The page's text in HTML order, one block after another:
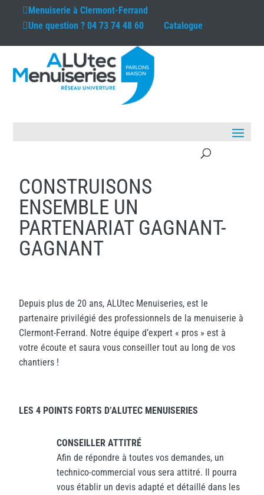
Menuiserie àClermont-Ferrand
Une question ?04 73 74 48 60 Catalogue
CONSTRUISONS
ENSEMBLE UN
PARTENARIAT GAGNANT-
GAGNANT
Depuis plus de 20 ans, ALUtec Menuiseries, est le
partenaire privilégié des professionnels de la menuiserie à
Clermont-Ferrand. Notre équipe d’expert « pros » est à
votre écoute et saura vous conseiller tout au long de vos
chantiers !
LES 4 POINTS FORTS D’ALUTEC MENUISERIES
CONSEILLER ATTITRÉ
Afin de répondre à toutes vos demandes, un
technico-commercial vous sera attitré. Il pourra
vous établir un devis adapté et détaillé dans les